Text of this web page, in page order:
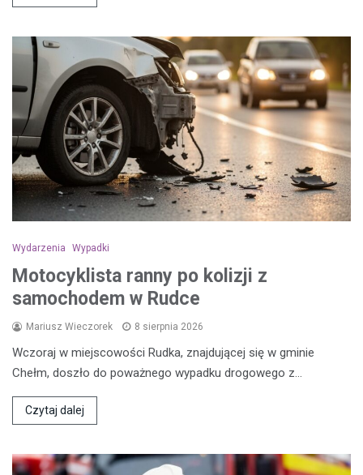
Wydarzenia Wypadki
Motocyklista ranny po kolizji z
samochodem w Rudce
Mariusz Wieczorek 8 sierpnia 2026
Wczoraj w miejscowości Rudka, znajdującej się w gminie
Chełm, doszło do poważnego wypadku drogowego z…
Czytaj dalej